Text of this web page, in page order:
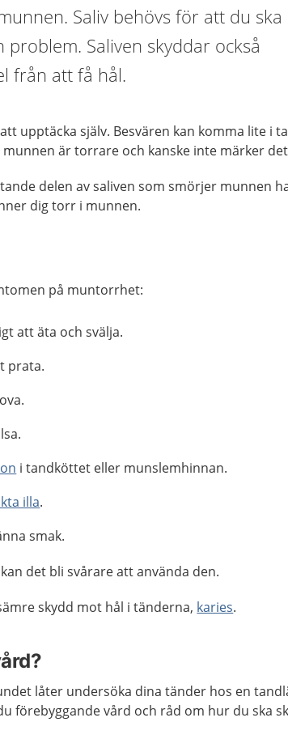
Saliv behövs för att du ska
problem. Saliven skyddar också
från att få hål.
upptäcka själv. Besvären kan komma lite i
är torrare och kanske inte märker
delen av saliven som smörjer munnen
dig torr i munnen.
på muntorrhet:
att äta och svälja.
prata.
i tandköttet eller munslemhinnan.
illa.
smak.
det bli svårare att använda den.
skydd mot hål i tänderna, karies.
låter undersöka dina tänder hos en
förebyggande vård och råd om hur du ska